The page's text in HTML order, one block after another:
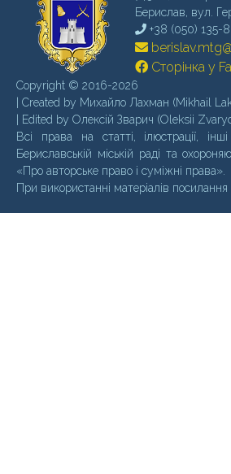
Бериcлав, вул.
+38 (050) 135-
Сторінка у
Copyright © 2016-2026
| Created by Михайло Лахман (Mikhail
| Edited by Олексій Зварич (Oleksii
Всі права на статті, ілюстрації,
Бериславській міській раді та
«Про авторське право і суміжні права».
При використанні матеріалів